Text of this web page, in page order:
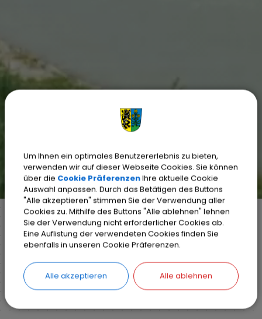
Markt Weisendorf Bürgerinfo
Rathaus
Organisationsstruktur
Detail
ZURÜCK
Um Ihnen ein optimales Benutzererlebnis zu bieten,
verwenden wir auf dieser Webseite Cookies. Sie können
über die Cookie PräferenzenIhre aktuelle Cookie
Auswahl anpassen. Durch das Betätigen des Buttons
"Alle akzeptieren" stimmen Sie der Verwendung aller
Cookies zu. Mithilfe des Buttons "Alle ablehnen" lehnen
Sie der Verwendung nicht erforderlicher Cookies ab.
Eine Auflistung der verwendeten Cookies finden Sie
ebenfalls in unseren Cookie Präferenzen.
Alle akzeptieren Alle ablehnen